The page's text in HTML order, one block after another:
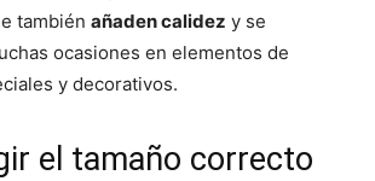
también añaden calidez y se
ocasiones en elementos de
y decorativos.
el tamaño correcto